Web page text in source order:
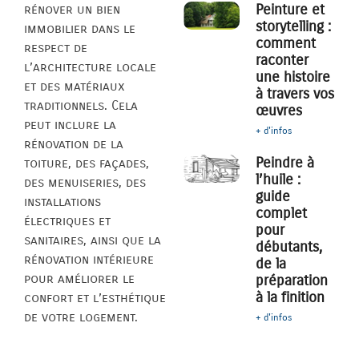
rénover un bien
immobilier dans le
respect de
l’architecture locale
et des matériaux
traditionnels. Cela
peut inclure la
rénovation de la
toiture, des façades,
des menuiseries, des
installations
électriques et
sanitaires, ainsi que la
rénovation intérieure
pour améliorer le
confort et l’esthétique
de votre logement.
Peinture et
storytelling :
comment
raconter
une histoire
à travers vos
œuvres
+ d'infos
Peindre à
l’huile :
guide
complet
pour
débutants,
de la
préparation
à la finition
+ d'infos